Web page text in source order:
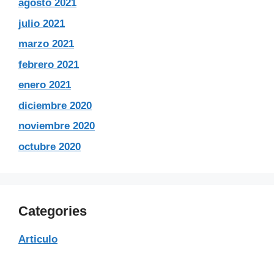
agosto 2021
julio 2021
marzo 2021
febrero 2021
enero 2021
diciembre 2020
noviembre 2020
octubre 2020
Categories
Articulo